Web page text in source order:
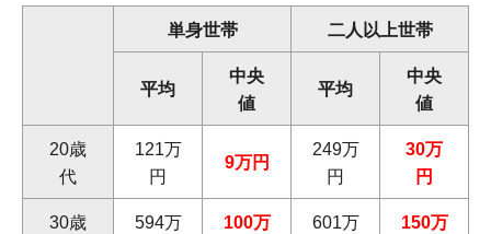
単身世帯 二人以上世帯
平均
中央
値
平均
中央
値
20歳
代
121万
円
9万円
249万
円
30万
円
30歳
594万
100万
601万
150万